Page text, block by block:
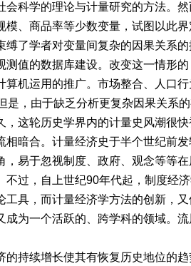
科学的理论与计量研究的方法。 然
模、商品率等少数变量，试图以此
缚了学者对变量间复杂的因果关系
值的数据库建设。 改变这一情形
算机运用的推广。市场整合、人口
是，由于缺乏分析更复杂因果关系
，这轮历史学界内的计量史风潮很
暗合。计量经济史于半个世纪前
，易于忽视制度、政府、观念等等
不过，自上世纪90年代起，制度经
工具，而计量经济学方法的创新，
成为一个活跃的、跨学科的领域。
续增长使其有恢复历史地位的趋